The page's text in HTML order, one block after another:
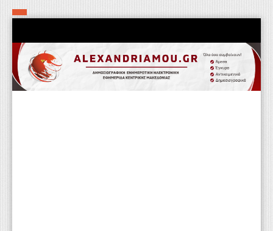
Αρχική
Τα εν δήμω εν οίκω
Πολιτιστικά-Εκκλησιαστικά